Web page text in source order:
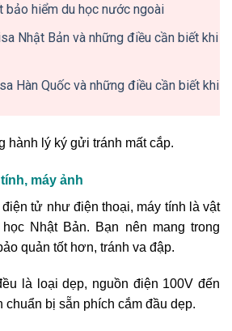
bảo hiểm du học nước ngoài
Nhật Bản và những điều cần biết khi
Hàn Quốc và những điều cần biết khi
hành lý ký gửi tránh mất cắp.
máy ảnh
tử như điện thoại, máy tính là vật
Nhật Bản. Bạn nên mang trong
quản tốt hơn, tránh va đập.
là loại dẹp, nguồn điện 100V đến
chuẩn bị sẵn phích cắm đầu dẹp.